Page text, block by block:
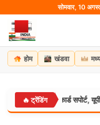
content
सोमवार, 10
होम खंडवा
🔥 ट्रेंडिंग
सपोर्ट, यूपीआई यूजर्स